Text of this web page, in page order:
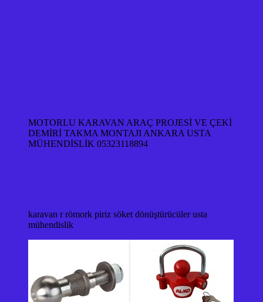
MOTORLU KARAVAN ARAÇ PROJESİ VE ÇEKİ
DEMİRİ TAKMA MONTAJI ANKARA USTA
MÜHENDİSLİK 05323118894
karavan r römork piriz söket dönüştürücüler usta
mühendislik